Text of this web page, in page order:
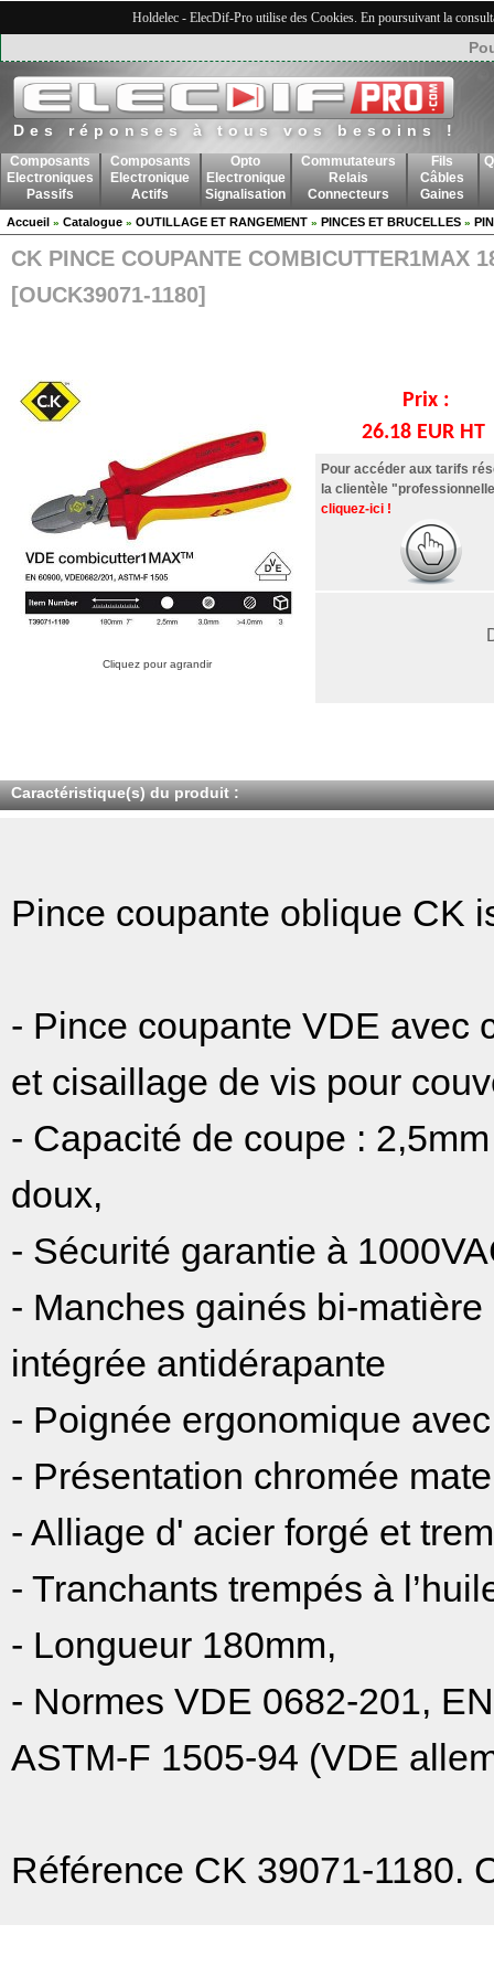
Holdelec - ElecDif-Pro utilise des Cookies. En poursuivant la
Des réponses à tous vos besoins !
Composants
Electroniques
Passifs
Composants
Electronique
Actifs
Opto
Electronique
Signalisation
Commutateurs
Relais
Connecteurs
Fils
Câbles
Gaines
Accueil » Catalogue » OUTILLAGE ET RANGEMENT » PINCES ET BRUCELLES »
CK PINCE COUPANTE COMBICUTTER1MAX
[OUCK39071-1180]
Cliquez pour agrandir
Prix :
26.18 EUR HT
Pour accéder aux tarifs
la clientèle
cliquez-ici !
Caractéristique(s) du produit :
Pince coupante oblique CK
- Pince coupante VDE avec
et cisaillage de vis pour
- Capacité de coupe :
doux,
- Sécurité garantie à
- Manches gainés bi-
intégrée antidérapante
- Poignée ergonomique
- Présentation chromée
- Alliage d' acier forgé et
- Tranchants trempés à
- Longueur 180mm,
- Normes VDE 0682-201,
ASTM-F 1505-94 (VDE
Référence CK 39071-1180.